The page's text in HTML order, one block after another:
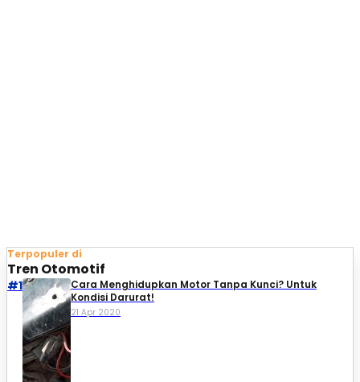
Terpopuler di
Tren Otomotif
#1
Cara Menghidupkan Motor Tanpa Kunci? Untuk
Kondisi Darurat!
21 Apr 2020